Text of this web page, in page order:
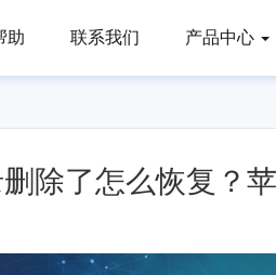
助 联系我们 产品中心
除了怎么恢复？